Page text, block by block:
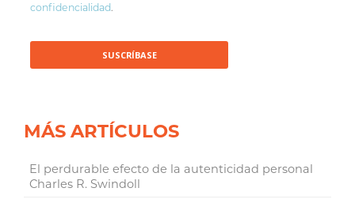
confidencialidad.
MÁS ARTÍCULOS
El perdurable efecto de la autenticidad personal
Charles R. Swindoll